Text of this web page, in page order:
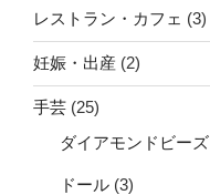
レストラン・カフェ (3)
妊娠・出産 (2)
手芸 (25)
ダイアモンドビーズ
ドール (3)